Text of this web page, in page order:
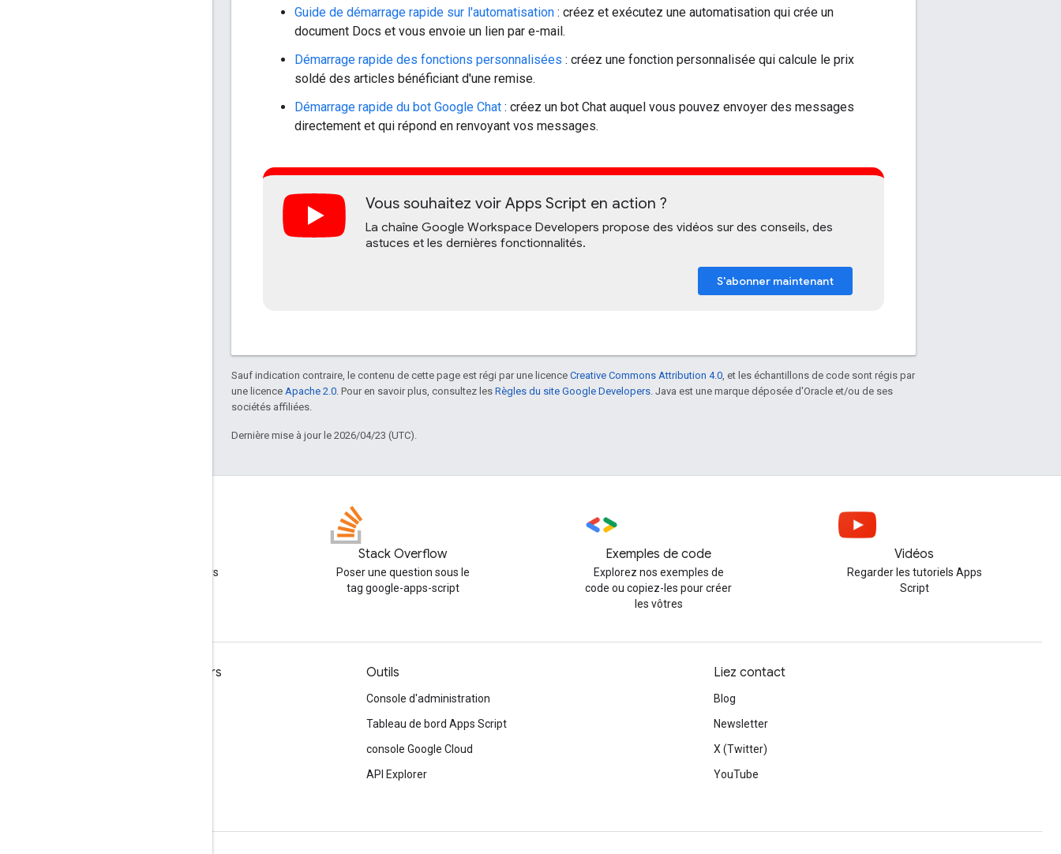
Guide de démarrage rapide sur l'automatisation : créez et exécutez une automatisation qui crée un
document Docs et vous envoie un lien par e-mail.
Démarrage rapide des fonctions personnalisées : créez une fonction personnalisée qui calcule le prix
soldé des articles bénéficiant d'une remise.
Démarrage rapide du bot Google Chat : créez un bot Chat auquel vous pouvez envoyer des messages
directement et qui répond en renvoyant vos messages.
Vous souhaitez voir Apps Script en action ?
La chaîne Google Workspace Developers propose des vidéos sur des conseils, des
astuces et les dernières fonctionnalités.
S'abonner maintenant
Sauf indication contraire, le contenu de cette page est régi par une licence Creative Commons Attribution 4.0 , et les échantillons de code sont régis par
une licence Apache 2.0 . Pour en savoir plus, consultez les Règles du site Google Developers . Java est une marque déposée d'Oracle et/ou de ses
sociétés affiliées.
Dernière mise à jour le 2026/04/23 (UTC).
Lire le blog des développeurs
Stack Overflow
Poser une question sous le
tag google-apps-script
Exemples de code
Explorez nos exemples de
code ou copiez-les pour créer
les vôtres
Vidéos
Regarder les tutoriels Apps
Script
Google Workspace for Developers Outils
Console d'administration
Tableau de bord Apps Script
console Google Cloud
API Explorer
Liez contact
Blog
Newsletter
X (Twitter)
YouTube